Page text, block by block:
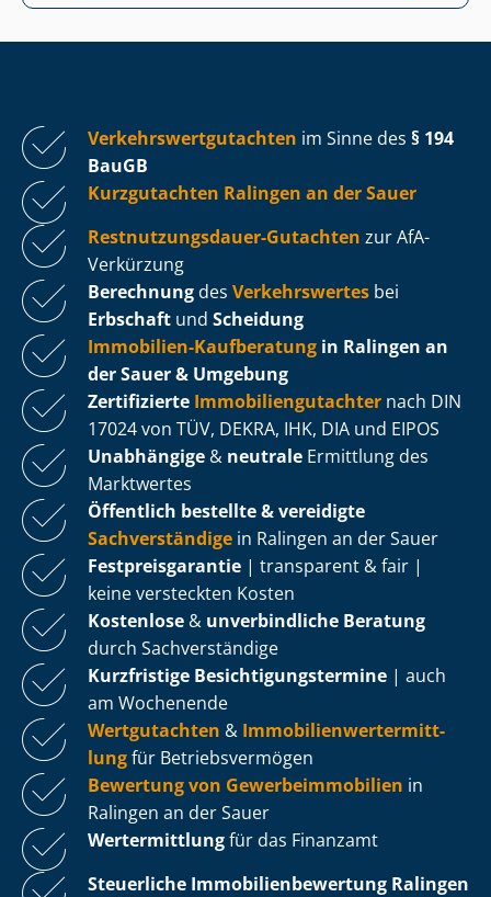
Ver­kehrs­wert­gut­ach­ten im Sinne des § 194
BauGB
Kurzgutachten Ralingen an der Sauer
Rest­nut­zungs­dau­er-Gutachten zur AfA-
Verkürzung
Berechnung des Verkehrswertes bei
Erbschaft und Scheidung
Immobilien-Kaufberatung in Ralingen an
der Sauer & Umgebung
Zertifizierte Im­mo­bi­li­en­gut­ach­ter nach DIN
17024 von TÜV, DEKRA, IHK, DIA und EIPOS
Unabhängige & neutrale Ermittlung des
Marktwertes
Öffentlich bestellte & vereidigte
Sachverständige in Ralingen an der Sauer
Fest­preis­ga­ran­tie | transparent & fair |
keine versteckten Kosten
Kostenlose & unverbindliche Beratung
durch Sachverständige
Kurzfristige Be­sich­ti­gungs­ter­mi­ne | auch
am Wochenende
Wertgutachten & Im­mo­bi­li­en­wert­ermitt­
lungfür Be­triebs­ver­mö­gen
Bewertung von Ge­wer­be­im­mo­bi­li­en in
Ralingen an der Sauer
Wertermittlungfür das Finanzamt
Steuerliche Im­mo­bi­li­en­be­wer­tung Ralingen